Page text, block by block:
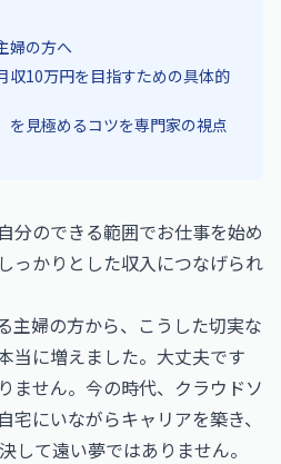
婦の方へ
収10万円を目指すための具体的
を見極めるコツを専門家の視点
分のできる範囲でお仕事を始め
っかりとした収入につなげられ
主婦の方から、こうした切実な
当に増えました。大丈夫です
ません。今の時代、クラウドソ
宅にいながらキャリアを築き、
して遠い夢ではありません。